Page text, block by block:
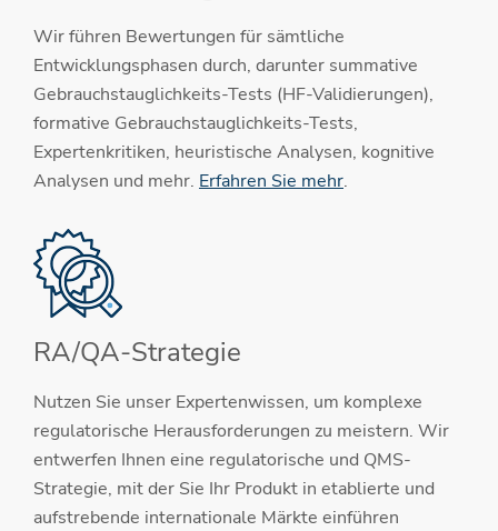
Wir führen Bewertungen für sämtliche
Entwicklungsphasen durch, darunter summative
Gebrauchstauglichkeits-Tests (HF-Validierungen),
formative Gebrauchstauglichkeits-Tests,
Expertenkritiken, heuristische Analysen, kognitive
Analysen und mehr. Erfahren Sie mehr.
RA/QA-Strategie
Nutzen Sie unser Expertenwissen, um komplexe
regulatorische Herausforderungen zu meistern. Wir
entwerfen Ihnen eine regulatorische und QMS-
Strategie, mit der Sie Ihr Produkt in etablierte und
aufstrebende internationale Märkte einführen